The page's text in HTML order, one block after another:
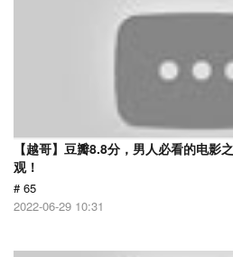
【越哥】豆瓣8.8分，男人必看的电影
观！
# 65
2022-06-29 10:31